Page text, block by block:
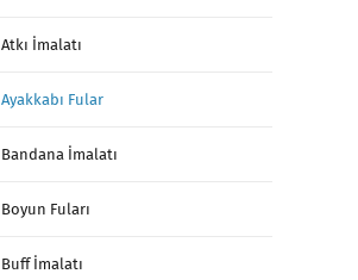
Atkı İmalatı
Ayakkabı Fular
Bandana İmalatı
Boyun Fuları
Buff İmalatı